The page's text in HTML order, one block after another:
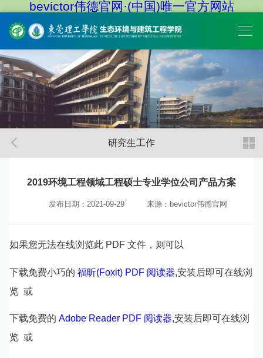
bevictor伟德官网·(中国)唯一官方网站
研究生工作
2019环境工程领域工程硕士专业学位公司产品方案
发布日期：2021-09-29 来源：bevictor伟德官网
如果您无法在线浏览此 PDF 文件，则可以
下载免费小巧的 福昕(Foxit) PDF 阅读器 ,安装后即可在线浏
览 或
下载免费的 Adobe Reader PDF 阅读器,安装后即可在线浏
览 或